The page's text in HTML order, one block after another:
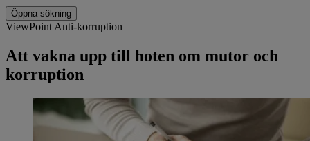
Öppna sökning
ViewPoint Anti-korruption
Att vakna upp till hoten om mutor och
korruption